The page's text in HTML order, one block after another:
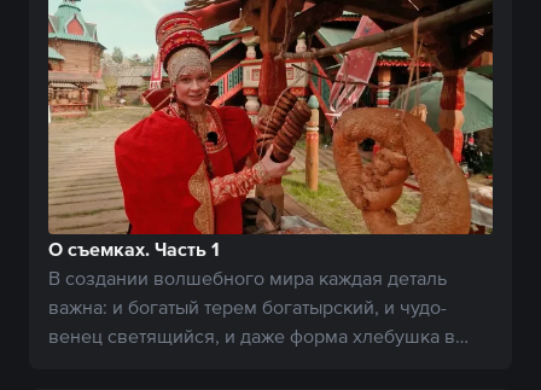
О съемках. Часть 1
В создании волшебного мира каждая деталь
важна: и богатый терем богатырский, и чудо-
венец светящийся, и даже форма хлебушка в